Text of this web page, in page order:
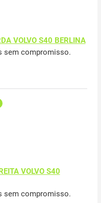
VOLVO S40 BERLINA
sem compromisso.
VOLVO S40
sem compromisso.